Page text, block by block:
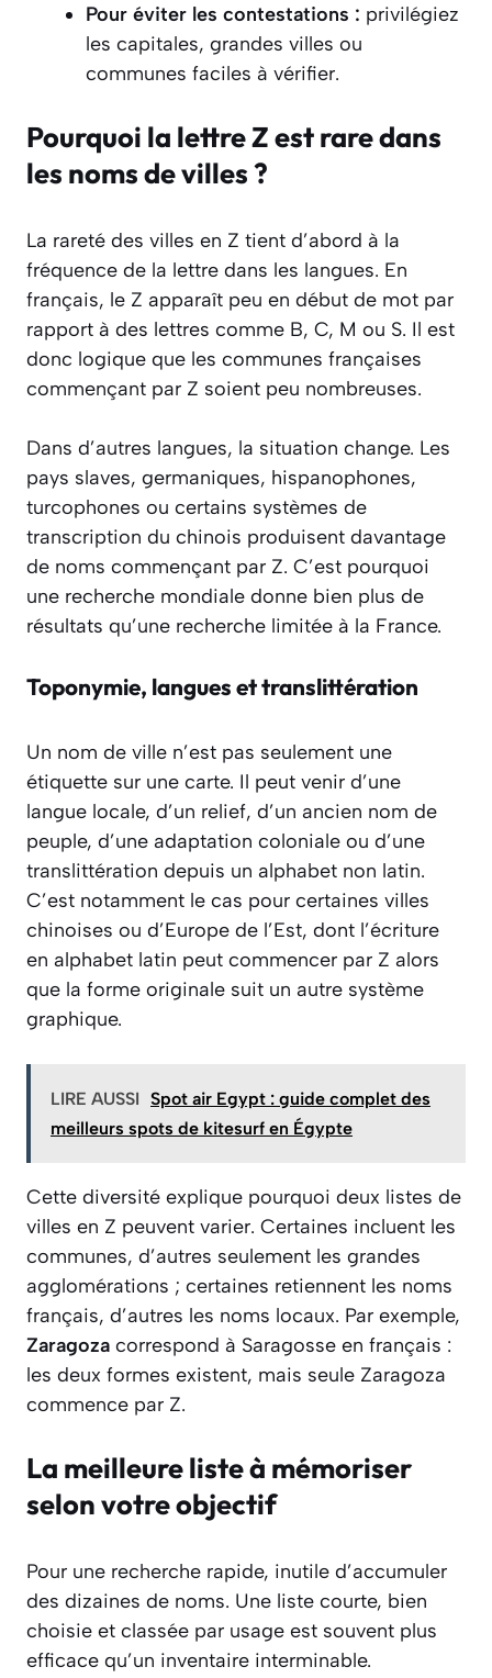
Pour éviter les contestations : privilégiez
les capitales, grandes villes ou
communes faciles à vérifier.
Pourquoi la lettre Z est rare dans
les noms de villes ?
La rareté des villes en Z tient d’abord à la
fréquence de la lettre dans les langues. En
français, le Z apparaît peu en début de mot par
rapport à des lettres comme B, C, M ou S. Il est
donc logique que les communes françaises
commençant par Z soient peu nombreuses.
Dans d’autres langues, la situation change. Les
pays slaves, germaniques, hispanophones,
turcophones ou certains systèmes de
transcription du chinois produisent davantage
de noms commençant par Z. C’est pourquoi
une recherche mondiale donne bien plus de
résultats qu’une recherche limitée à la France.
Toponymie, langues et translittération
Un nom de ville n’est pas seulement une
étiquette sur une carte. Il peut venir d’une
langue locale, d’un relief, d’un ancien nom de
peuple, d’une adaptation coloniale ou d’une
translittération depuis un alphabet non latin.
C’est notamment le cas pour certaines villes
chinoises ou d’Europe de l’Est, dont l’écriture
en alphabet latin peut commencer par Z alors
que la forme originale suit un autre système
graphique.
LIRE AUSSI Spot air Egypt : guide complet des
meilleurs spots de kitesurf en Égypte
Cette diversité explique pourquoi deux listes de
villes en Z peuvent varier. Certaines incluent les
communes, d’autres seulement les grandes
agglomérations ; certaines retiennent les noms
français, d’autres les noms locaux. Par exemple,
Zaragoza correspond à Saragosse en français :
les deux formes existent, mais seule Zaragoza
commence par Z.
La meilleure liste à mémoriser
selon votre objectif
Pour une recherche rapide, inutile d’accumuler
des dizaines de noms. Une liste courte, bien
choisie et classée par usage est souvent plus
efficace qu’un inventaire interminable.